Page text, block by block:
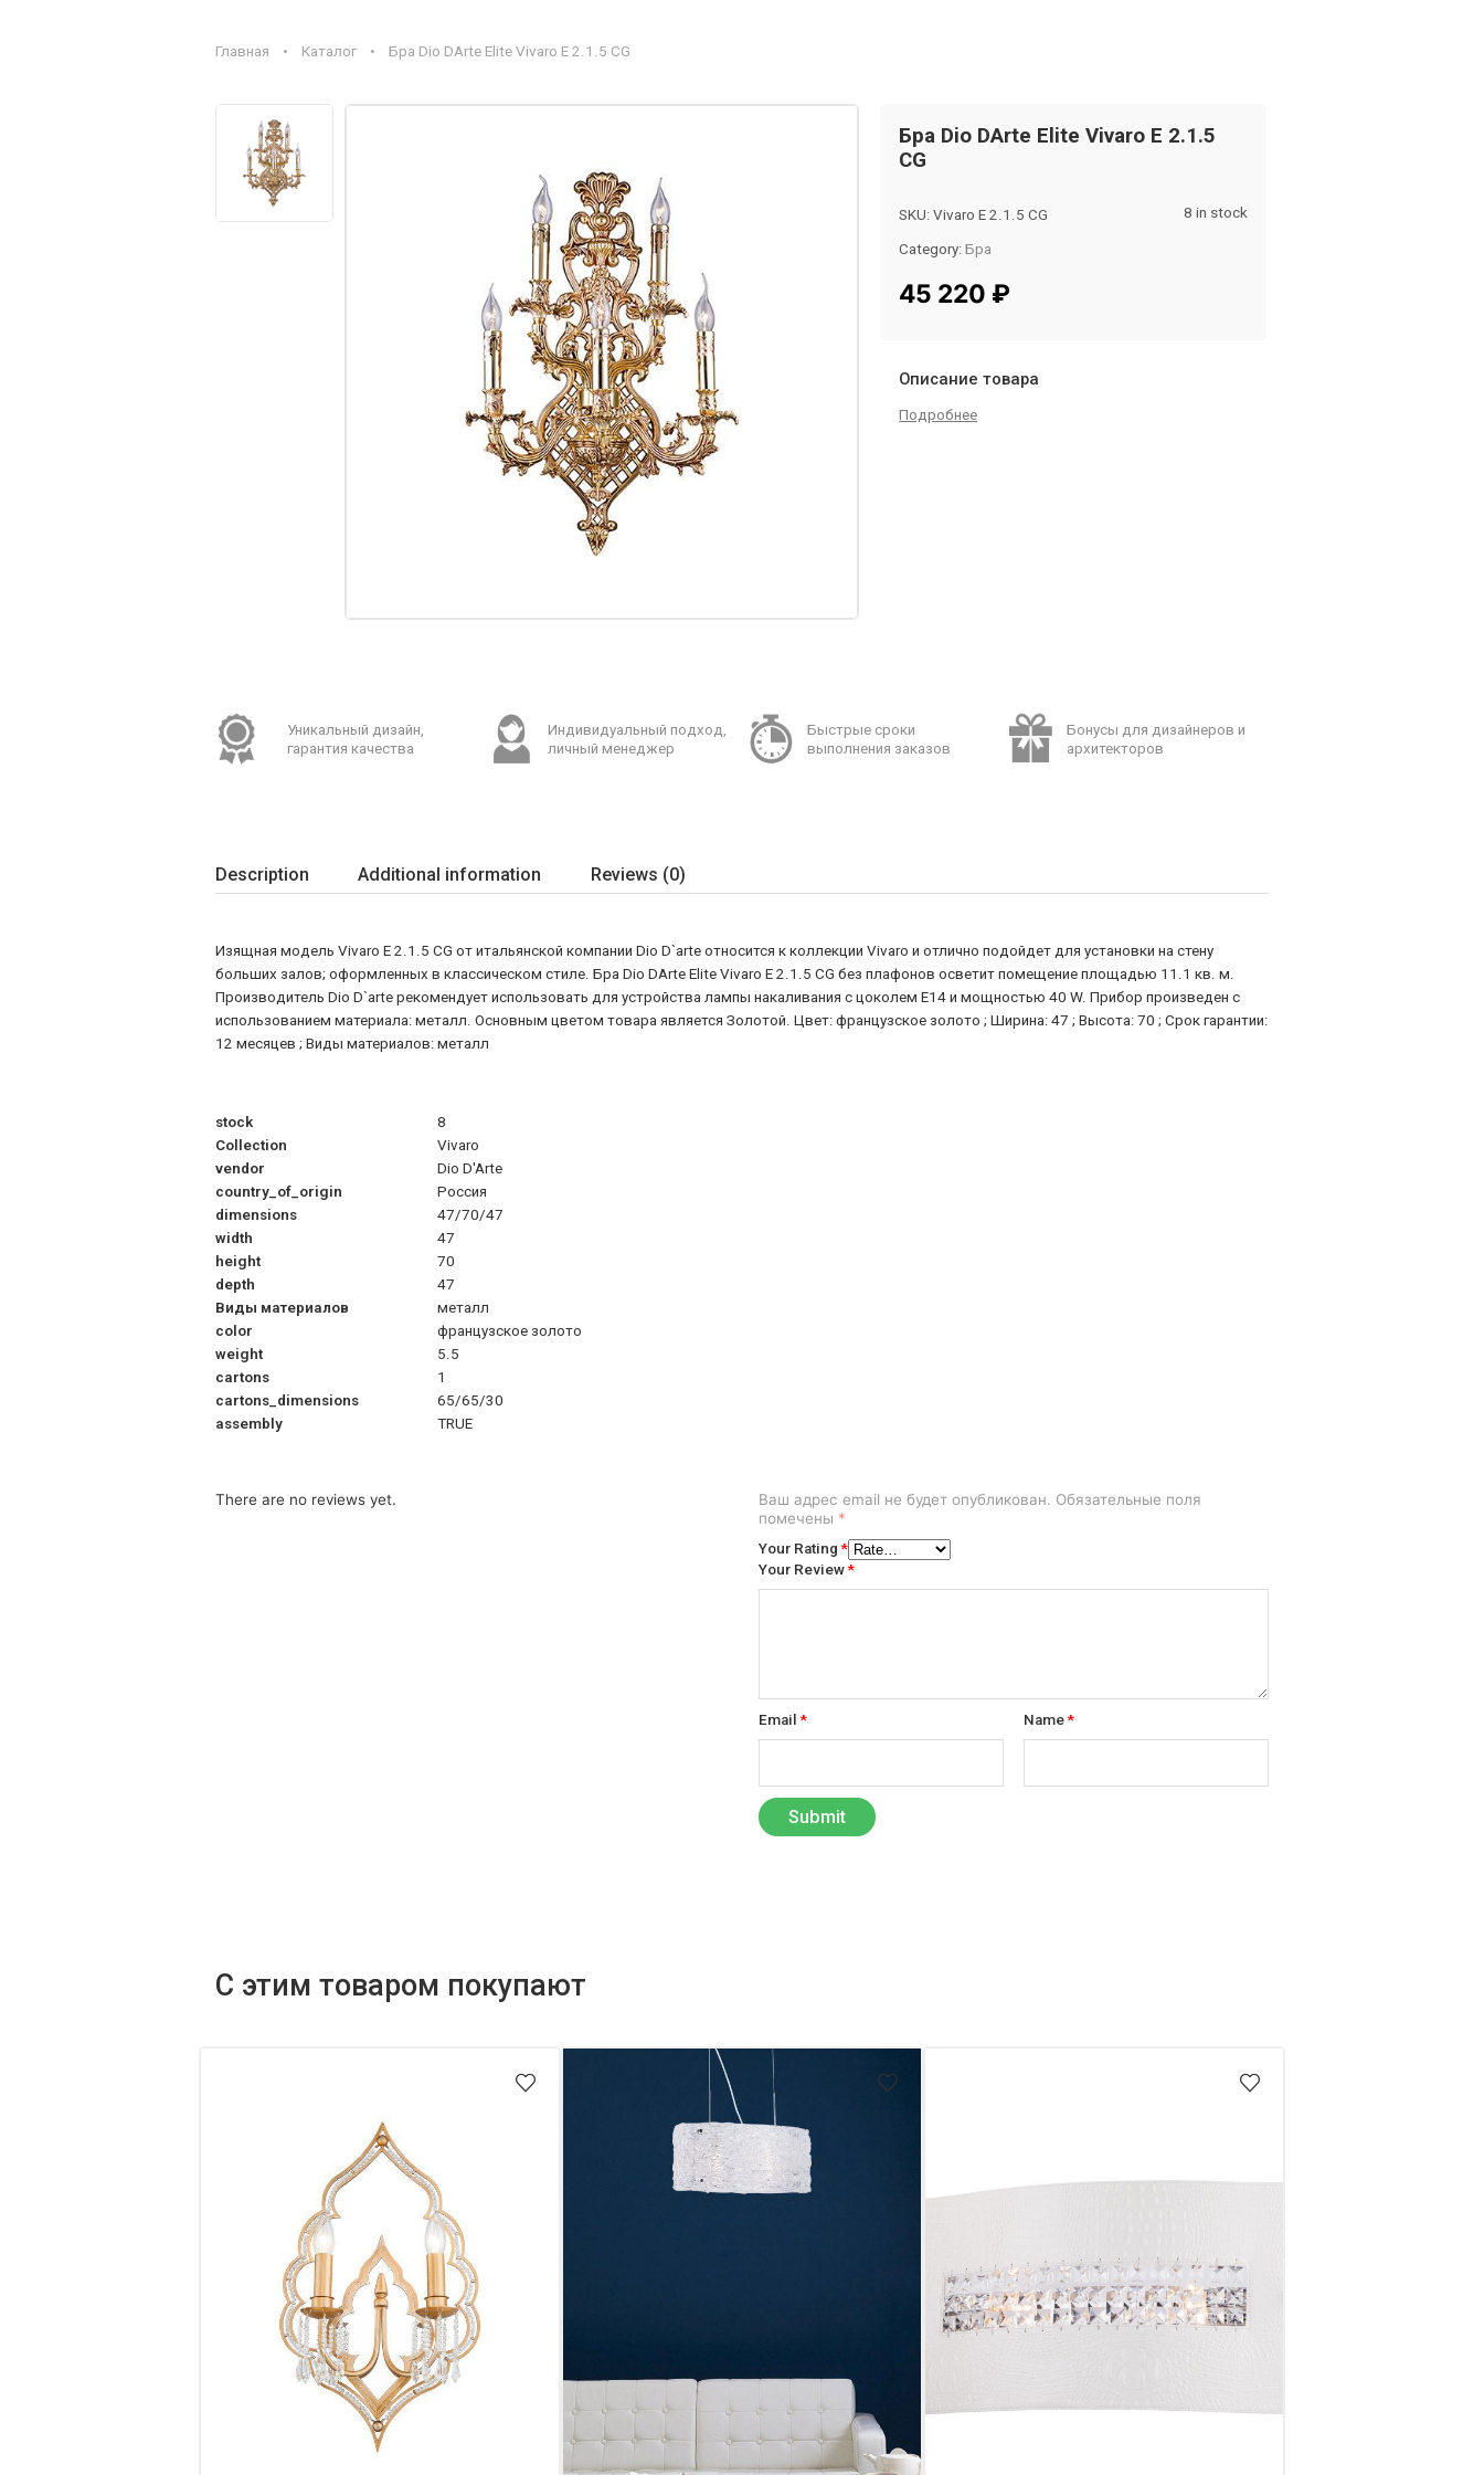
Главная • Каталог• Бра Dio DArte Elite Vivaro E 2.1.5 CG
Бра Dio DArte Elite Vivaro E 2.1.5
CG
SKU: Vivaro E 2.1.5 CG
Category: Бра
Tag: InMyRoom
8 in stock
45 220 ₽
Описание товара
Подробнее
Уникальный дизайн,
гарантия качества
Индивидуальный подход,
личный менеджер
Быстрые сроки
выполнения заказов
Бонусы для дизайнеров и
архитекторов
Description Additional information Reviews (0)
Изящная модель Vivaro E 2.1.5 CG от итальянской компании Dio D`arte относится к коллекции Vivaro и отлично подойдет для установки на стену
больших залов; оформленных в классическом стиле. Бра Dio DArte Elite Vivaro E 2.1.5 CG без плафонов осветит помещение площадью 11.1 кв. м.
Производитель Dio D`arte рекомендует использовать для устройства лампы накаливания с цоколем E14 и мощностью 40 W. Прибор произведен с
использованием материала: металл. Основным цветом товара является Золотой. Цвет: французское золото ; Ширина: 47 ; Высота: 70 ; Срок гарантии:
12 месяцев ; Виды материалов: металл
stock
8
Collection
Vivaro
vendor
Dio D'Arte
country_of_origin
Россия
dimensions
47/70/47
width
47
height
70
depth
47
Виды материалов
металл
color
французское золото
weight
5.5
cartons
1
cartons_dimensions
65/65/30
assembly
TRUE
There are no reviews yet. Ваш адрес email не будет опубликован. Обязательные поля
помечены *
Your Rating*
Your Review*
Name*
Email*
С этим товаром покупают